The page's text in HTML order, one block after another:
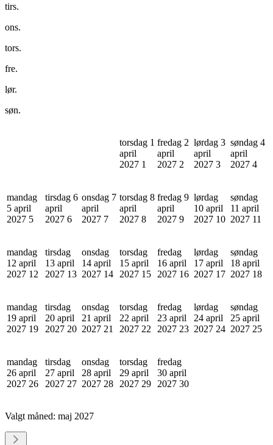
tirs.
ons.
tors.
fre.
lør.
søn.
torsdag 1
april
2027 1
fredag 2
april
2027 2
lørdag 3
april
2027 3
søndag 4
april
2027 4
mandag
5 april
2027 5
tirsdag 6
april
2027 6
onsdag 7
april
2027 7
torsdag 8
april
2027 8
fredag 9
april
2027 9
lørdag
10 april
2027 10
søndag
11 april
2027 11
mandag
12 april
2027 12
tirsdag
13 april
2027 13
onsdag
14 april
2027 14
torsdag
15 april
2027 15
fredag
16 april
2027 16
lørdag
17 april
2027 17
søndag
18 april
2027 18
mandag
19 april
2027 19
tirsdag
20 april
2027 20
onsdag
21 april
2027 21
torsdag
22 april
2027 22
fredag
23 april
2027 23
lørdag
24 april
2027 24
søndag
25 april
2027 25
mandag
26 april
2027 26
tirsdag
27 april
2027 27
onsdag
28 april
2027 28
torsdag
29 april
2027 29
fredag
30 april
2027 30
Valgt måned: maj 2027